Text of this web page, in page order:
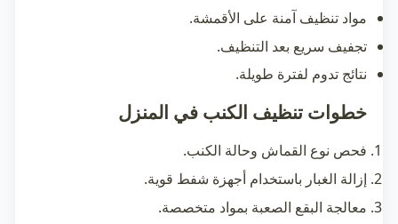
مواد تنظيف آمنة على الأقمشة.
تجفيف سريع بعد التنظيف.
نتائج تدوم لفترة طويلة.
خطوات تنظيف الكنب في المنزل
فحص نوع القماش وحالة الكنب.
إزالة الغبار باستخدام أجهزة شفط قوية.
معالجة البقع الصعبة بمواد متخصصة.